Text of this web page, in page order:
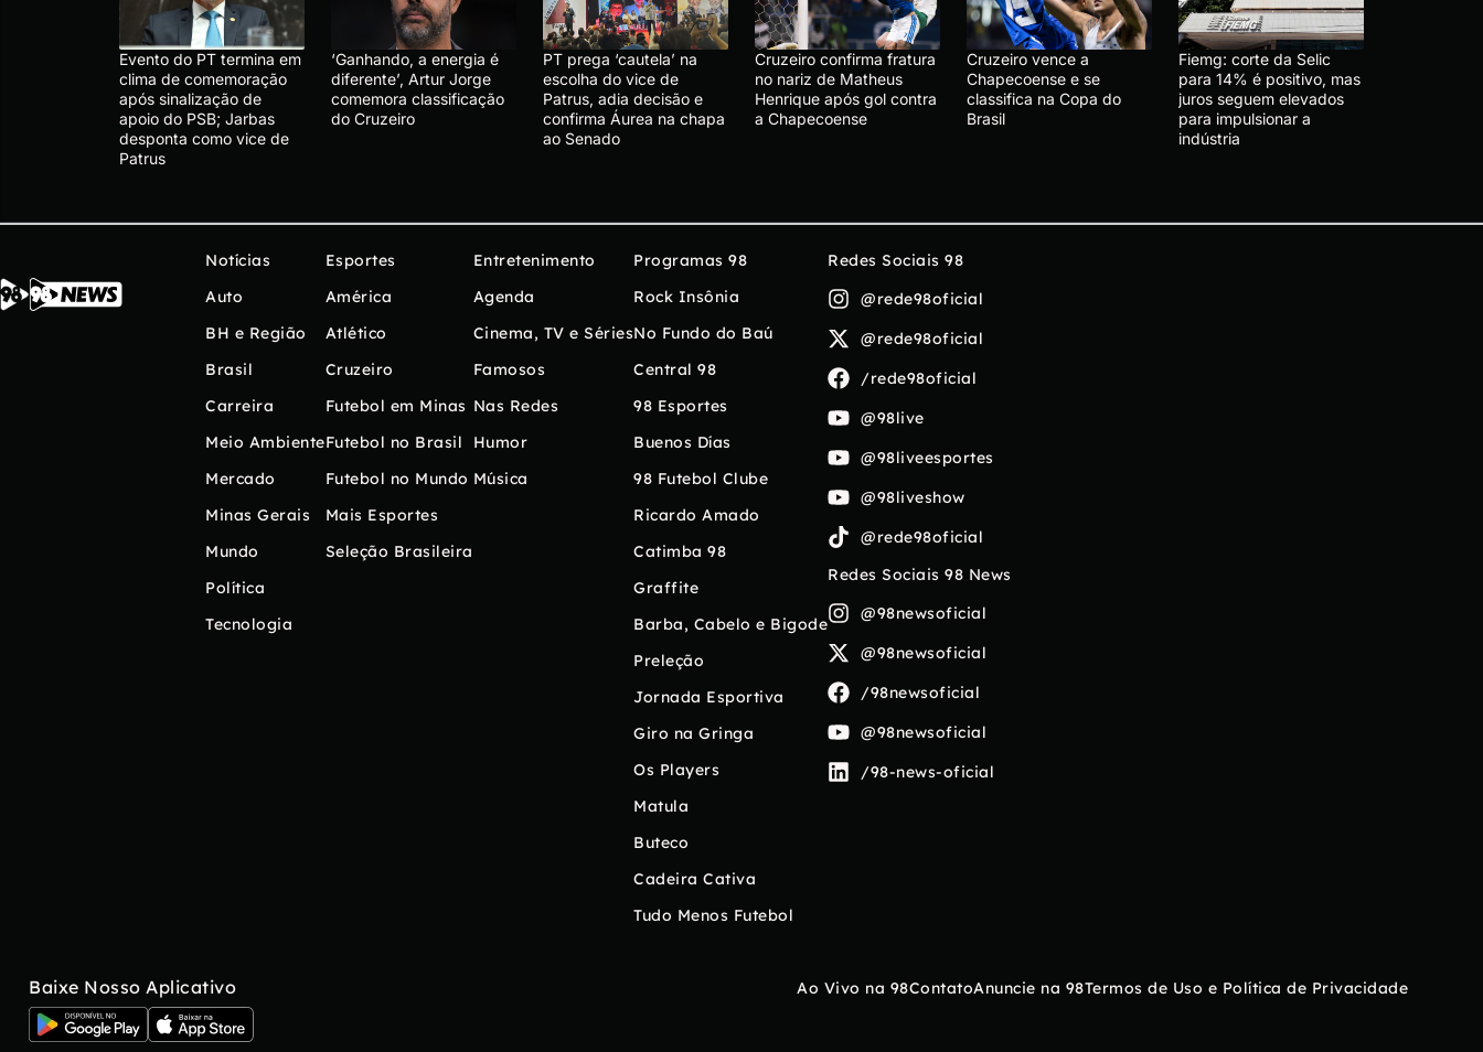
Evento do PT termina em
clima de comemoração
após sinalização de
apoio do PSB; Jarbas
desponta como vice de
Patrus
‘Ganhando, a energia é
diferente’, Artur Jorge
comemora classificação
do Cruzeiro
PT prega ‘cautela’ na
escolha do vice de
Patrus, adia decisão e
confirma Áurea na chapa
ao Senado
Cruzeiro confirma fratura
no nariz de Matheus
Henrique após gol contra
a Chapecoense
Cruzeiro vence a
Chapecoense e se
classifica na Copa do
Brasil
Fiemg: corte da Selic
para 14% é positivo, mas
juros seguem elevados
para impulsionar a
indústria
Notícias
Auto
BH e Região
Brasil
Carreira
Meio Ambiente
Mercado
Minas Gerais
Mundo
Política
Tecnologia
Esportes
América
Atlético
Cruzeiro
Futebol em Minas
Futebol no Brasil
Futebol no Mundo
Mais Esportes
Seleção Brasileira
Entretenimento
Agenda
Cinema, TV e Séries
Famosos
Nas Redes
Humor
Música
Programas 98
Rock Insônia
No Fundo do Baú
Central 98
98 Esportes
Buenos Días
98 Futebol Clube
Ricardo Amado
Catimba 98
Graffite
Barba, Cabelo e Bigode
Preleção
Jornada Esportiva
Giro na Gringa
Os Players
Matula
Buteco
Cadeira Cativa
Tudo Menos Futebol
Redes Sociais 98
@rede98oficial
@rede98oficial
/rede98oficial
@98live
@98liveesportes
@98liveshow
@rede98oficial
Redes Sociais 98 News
@98newsoficial
@98newsoficial
/98newsoficial
@98newsoficial
/98-news-oficial
Baixe Nosso Aplicativo Ao Vivo na 98ContatoAnuncie na 98Termos de Uso e Política de Privacidade